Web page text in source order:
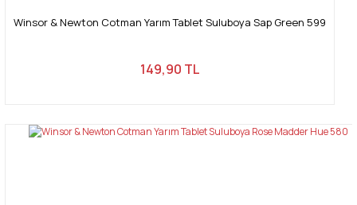
Winsor & Newton Cotman Yarım Tablet Suluboya Sap Green 599
149,90 TL